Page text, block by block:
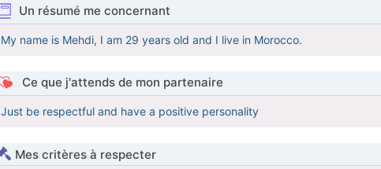
Un résumé me concernant
My name is Mehdi, I am 29 years old and I live in Morocco.
Ce que j'attends de mon partenaire
Just be respectful and have a positive personality
Mes critères à respecter